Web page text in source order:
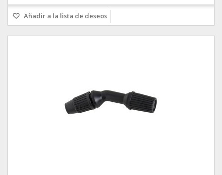
Añadir a la lista de deseos